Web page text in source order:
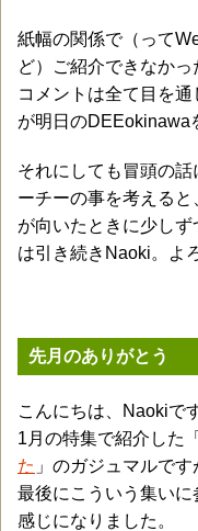
紙幅の関係で（って
ど）ご紹介できなか
コメントは全て目を
が明日のDEEokinawa
それにしても冒頭の
ーチーの事を考える
が向いたときに少し
は引き続きNaoki。よ
先月のありがとう
こんにちは、Naokiで
1月の特集で紹介した「
た 」のガジュマルで
最後にこういう集い
感じになりました。